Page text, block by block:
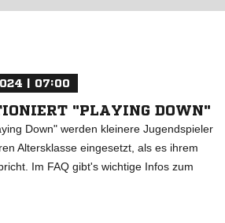
| 07:00
"PLAYING DOWN"
Down" werden kleinere Jugendspieler
Altersklasse eingesetzt, als es ihrem
Im FAQ gibt's wichtige Infos zum